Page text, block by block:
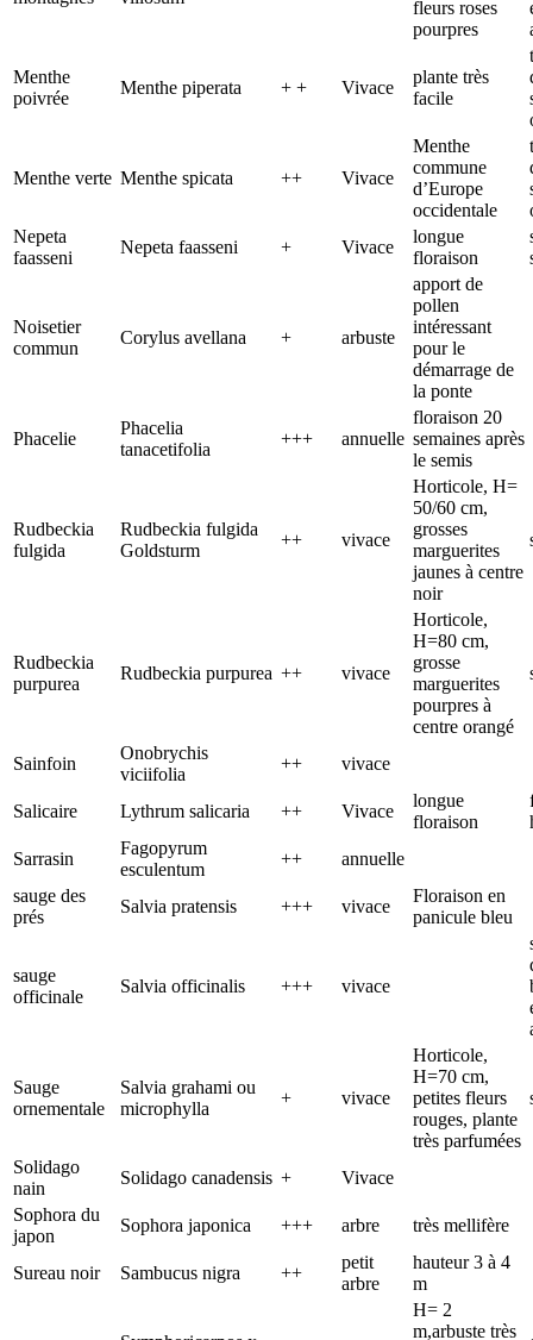
fleurs roses
pourpres
Menthe
poivrée
Menthe piperata + + Vivace
plante très
facile
Menthe verte Menthe spicata ++ Vivace
Menthe
commune
d’Europe
occidentale
Nepeta
faasseni
Nepeta faasseni + Vivace
longue
floraison
Noisetier
commun
Corylus avellana + arbuste
apport de
pollen
intéressant
pour le
démarrage de
la ponte
Phacelie
Phacelia
tanacetifolia
+++ annuelle
floraison 20
semaines après
le semis
Rudbeckia
fulgida
Rudbeckia fulgida
Goldsturm
++ vivace
Horticole, H=
50/60 cm,
grosses
marguerites
jaunes à centre
noir
Rudbeckia
purpurea
Rudbeckia purpurea ++ vivace
Horticole,
H=80 cm,
grosse
marguerites
pourpres à
centre orangé
Sainfoin
Onobrychis
viciifolia
++ vivace
Salicaire Lythrum salicaria ++ Vivace
longue
floraison
Sarrasin
Fagopyrum
esculentum
++
annuelle
sauge des
prés
Salvia pratensis +++ vivace
Floraison en
panicule bleu
sauge
officinale
Salvia officinalis +++ vivace
Sauge
ornementale
Salvia grahami ou
microphylla
+ vivace
Horticole,
H=70 cm,
petites fleurs
rouges, plante
très parfumées
Solidago
nain
Solidago canadensis +
Vivace
Sophora du
japon
Sophora japonica +++ arbre très mellifère
Sureau noir Sambucus nigra ++
petit
arbre
hauteur 3 à 4
m
H= 2
m,arbuste très